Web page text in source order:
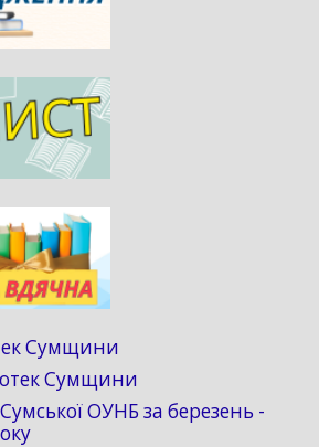
Сумщини
Сумщини
ОУНБ за березень -